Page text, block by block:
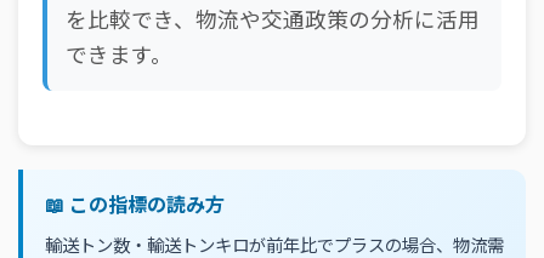
を比較でき、物流や交通政策の分析に活用
できます。
📖 この指標の読み方
輸送トン数・輸送トンキロが前年比でプラスの場合、物流需